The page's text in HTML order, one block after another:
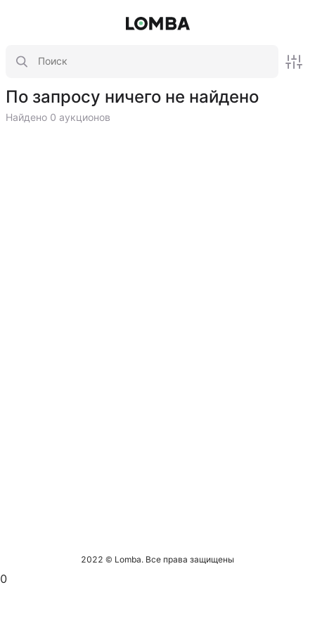
По запросу ничего не найдено
Найдено 0 аукционов
2022 © Lomba. Все права защищены
0